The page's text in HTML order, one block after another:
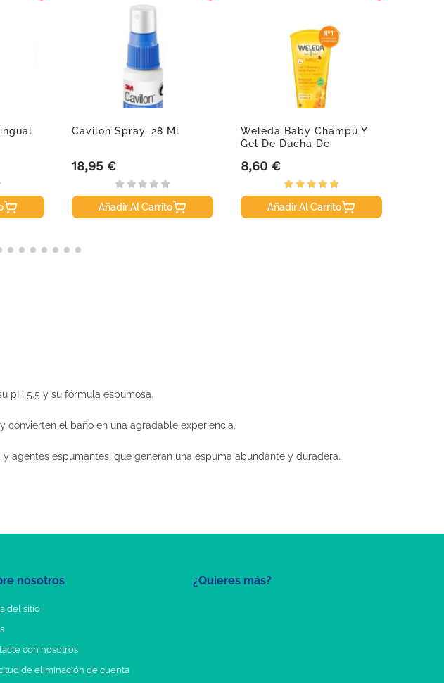
Cavilon Spray, 28 Ml
Precio
18,95 €
Añadir Al Carrito
Weleda Baby Champú Y
Gel De Ducha De
Precio
8,60 €
Añadir Al Carrito
pH 5.5 y su fórmula espumosa.
el baño en una agradable experiencia.
agentes espumantes, que generan una espuma abundante y duradera.
¿Quieres más?
nosotros
del sitio
con nosotros
de eliminación de cuenta